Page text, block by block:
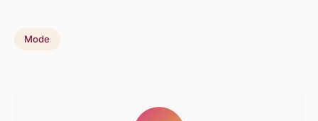
Mode